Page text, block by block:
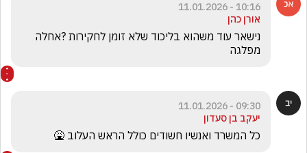
10:16 - 11.01.2026
אורן כהן
מפלגה
09:30 - 11.01.2026
יעקב בן סעדון
כל המשרד ואנשיו חשודים כולל הראש העלוב 🤮